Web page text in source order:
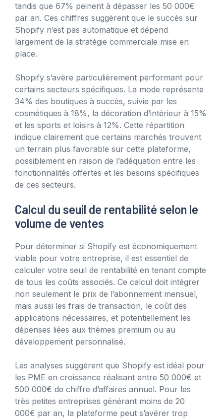
tandis que 67% peinent à dépasser les 50 000€
par an. Ces chiffres suggèrent que le succès sur
Shopify n’est pas automatique et dépend
largement de la stratégie commerciale mise en
place.
Shopify s’avère particulièrement performant pour
certains secteurs spécifiques. La mode représente
34% des boutiques à succès, suivie par les
cosmétiques à 18%, la décoration d’intérieur à 15%
et les sports et loisirs à 12%. Cette répartition
indique clairement que certains marchés trouvent
un terrain plus favorable sur cette plateforme,
possiblement en raison de l’adéquation entre les
fonctionnalités offertes et les besoins spécifiques
de ces secteurs.
Calcul du seuil de rentabilité selon le
volume de ventes
Pour déterminer si Shopify est économiquement
viable pour votre entreprise, il est essentiel de
calculer votre seuil de rentabilité en tenant compte
de tous les coûts associés. Ce calcul doit intégrer
non seulement le prix de l’abonnement mensuel,
mais aussi les frais de transaction, le coût des
applications nécessaires, et potentiellement les
dépenses liées aux thèmes premium ou au
développement personnalisé.
Les analyses suggèrent que Shopify est idéal pour
les PME en croissance réalisant entre 50 000€ et
500 000€ de chiffre d’affaires annuel. Pour les
très petites entreprises générant moins de 20
000€ par an, la plateforme peut s’avérer trop